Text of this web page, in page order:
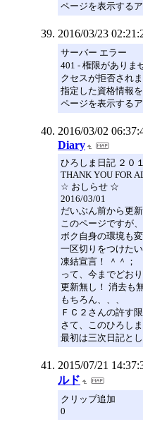
ページを表示する
2016/03/23
サーバー エラー
401 - 権限がありま
クセスが拒否されま
指定した資格情報
ページを表示する
2016/03/02
Diary
ひろしま日記 ２０
THANK YOU FOR
☆ おしらせ ☆
2016/03/01
だいぶん前から更新
このページですが、
ボク自身の環境も
一区切りをつけたい
凍結宣言！ ＾＾；
って、今までどお
更新無し！ 消去も
もちろん、、、
ＦＣ２さんの許す
さて、このひろしま
最初は三次日記と
2015/07/21
ルド
クリップ追加
0